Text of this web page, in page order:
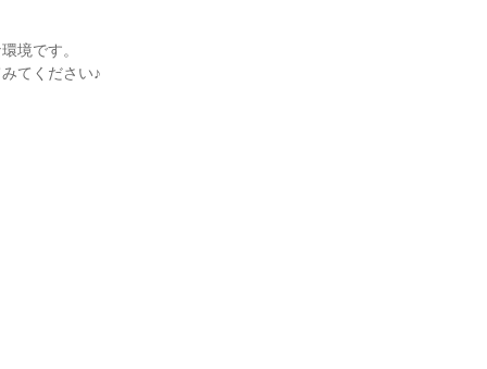
境です。
てください♪